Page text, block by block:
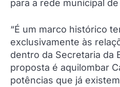
para a rede municipal
“É um marco histórico
exclusivamente às
dentro da Secretaria da
proposta é aquilombar
potências que já